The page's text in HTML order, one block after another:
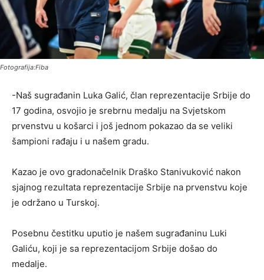
Fotografija:Fiba
-Naš sugrađanin Luka Galić, član reprezentacije Srbije do
17 godina, osvojio je srebrnu medalju na Svjetskom
prvenstvu u košarci i još jednom pokazao da se veliki
šampioni rađaju i u našem gradu.
Kazao je ovo gradonačelnik Draško Stanivuković nakon
sjajnog rezultata reprezentacije Srbije na prvenstvu koje
je održano u Turskoj.
Posebnu čestitku uputio je našem sugrađaninu Luki
Galiću, koji je sa reprezentacijom Srbije došao do
medalje.